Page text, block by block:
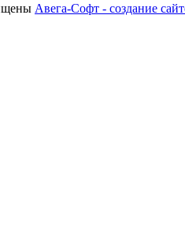
Авега-Софт - создание